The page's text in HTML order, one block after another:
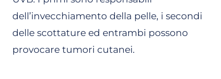
dell’invecchiamento della pelle, i secondi
delle scottature ed entrambi possono
provocare tumori cutanei.